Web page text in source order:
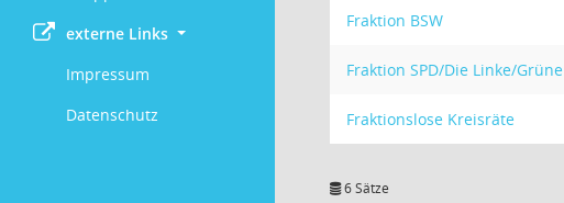
externe Links
Impressum
Datenschutz
Fraktion BSW
Fraktion SPD/Die Linke/Grüne
Fraktionslose Kreisräte
6 Sätze